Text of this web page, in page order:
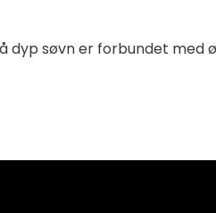
dyp søvn er forbundet med